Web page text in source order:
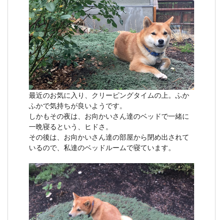
最近のお気に入り、クリーピングタイムの上。ふか
ふかで気持ちが良いようです。
しかもその夜は、お向かいさん達のベッドで一緒に
一晩寝るという、ヒドさ。
その後は、お向かいさん達の部屋から閉め出されて
いるので、私達のベッドルームで寝ています。